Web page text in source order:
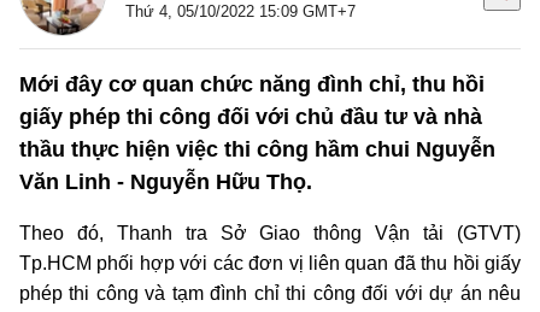
Thứ 4, 05/10/2022 15:09 GMT+7
Mới đây cơ quan chức năng đình chỉ, thu hồi
giấy phép thi công đối với chủ đầu tư và nhà
thầu thực hiện việc thi công hầm chui Nguyễn
Văn Linh - Nguyễn Hữu Thọ.
Theo đó, Thanh tra Sở Giao thông Vận tải (GTVT)
Tp.HCM phối hợp với các đơn vị liên quan đã thu hồi giấy
phép thi công và tạm đình chỉ thi công đối với dự án nêu